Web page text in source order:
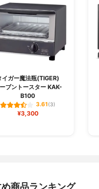
イガー魔法瓶(TIGER)
ブントースター KAK-
B100
3.61(3)
¥3,300
商品ランキング